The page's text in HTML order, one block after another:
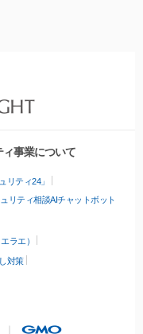
事業について
リティ24」
リティ相談AIチャットボット
ラエ）
対策